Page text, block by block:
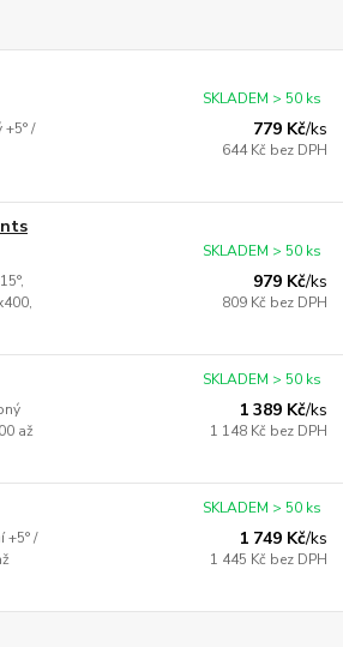
/
779 Kč/ks
644 Kč bez DPH
SKLADEM > 50 ks
979 Kč/ks
809 Kč bez DPH
SKLADEM > 50 ks
až
1 389 Kč/ks
1 148 Kč bez DPH
SKLADEM > 50 ks
+5° /
1 749 Kč/ks
1 445 Kč bez DPH
SKLADEM > 50 ks